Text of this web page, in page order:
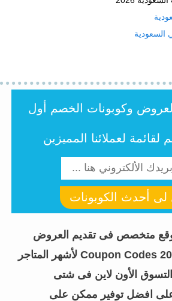
سعر هذا النوع من القهوة من
منخفضة.
250 جنيه.
نكهة غنية ومميزة للبندق تمنح القهوة
سعر هذا النوع من القهوة من
عوف تقدم لك تجربة قهوة استثنائية مع
المتنوعة والمميزة. اختر النوع
لك واستمتع بتجربة قهوة لا تنسى. فـ
وكوبونات الخصم أول
لقائمة لعملائنا المميزين
لى أحدث الكوبونات
متخصص فى تقديم العروض
وكوبونات خصم Coupon Codes 2026 لأشهر المتاجر
التسوق الأون لاين فى شتى
على افضل توفير ممكن على